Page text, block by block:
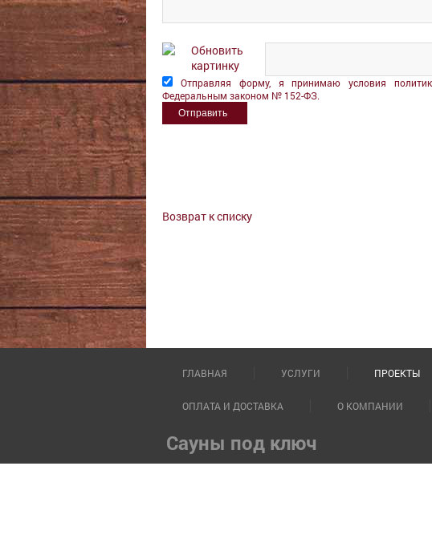
Обновить
картинку
Отправляя форму, я принимаю условия
Федеральным законом № 152-ФЗ.
Возврат к списку
ГЛАВНАЯ УСЛУГИ ПРОЕКТЫ
ОПЛАТА И ДОСТАВКА О КОМПАНИИ
Сауны под ключ